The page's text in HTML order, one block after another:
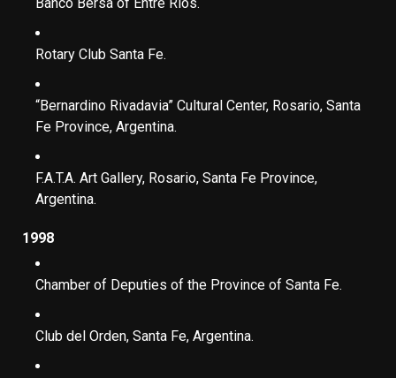
Banco Bersa of Entre Ríos.
Rotary Club Santa Fe.
“Bernardino Rivadavia” Cultural Center, Rosario, Santa
Fe Province, Argentina.
F.A.T.A. Art Gallery, Rosario, Santa Fe Province,
Argentina.
1998
Chamber of Deputies of the Province of Santa Fe.
Club del Orden, Santa Fe, Argentina.